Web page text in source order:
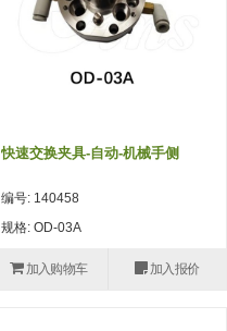
快速交换夹具-自动-机械手侧
编号: 140458
规格: OD-03A
加入购物车 加入报价